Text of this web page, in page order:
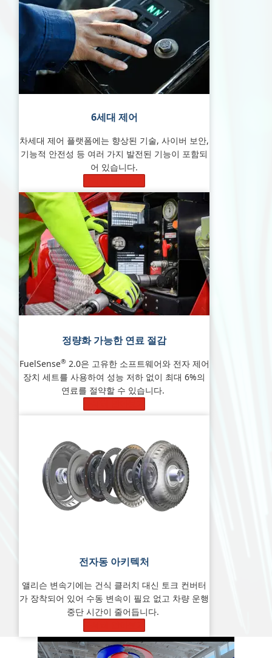
6세대 제어
차세대 제어 플랫폼에는 향상된 기술, 사이버 보안,
기능적 안전성 등 여러 가지 발전된 기능이 포함되
어 있습니다.
정량화 가능한 연료 절감
FuelSense®2.0은 고유한 소프트웨어와 전자 제어
장치 세트를 사용하여 성능 저하 없이 최대 6%의
연료를 절약할 수 있습니다.
전자동 아키텍처
앨리슨 변속기에는 건식 클러치 대신 토크 컨버터
가 장착되어 있어 수동 변속이 필요 없고 차량 운행
중단 시간이 줄어듭니다.